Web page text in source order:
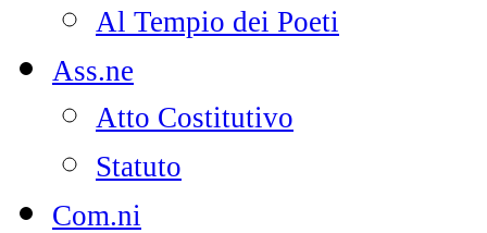
Al Tempio dei Poeti
Ass.ne
Atto Costitutivo
Statuto
Com.ni